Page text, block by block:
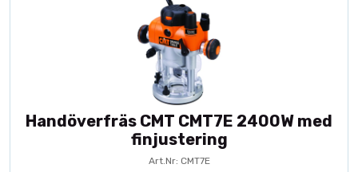
Handöverfräs CMT CMT7E 2400W med
finjustering
Art.Nr: CMT7E